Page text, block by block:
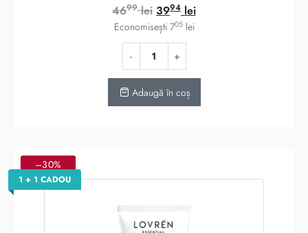
4699 lei Prețul
inițial
a
fost:
4699 lei.
3994 leiPrețul
Economisești 705 lei
Adaugă în coș
–30%
1 + 1 CADOU